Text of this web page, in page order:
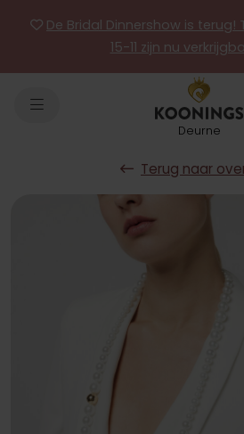
De Bridal Dinnershow is terug!
15-11 zijn nu
Deurne
Terug naar